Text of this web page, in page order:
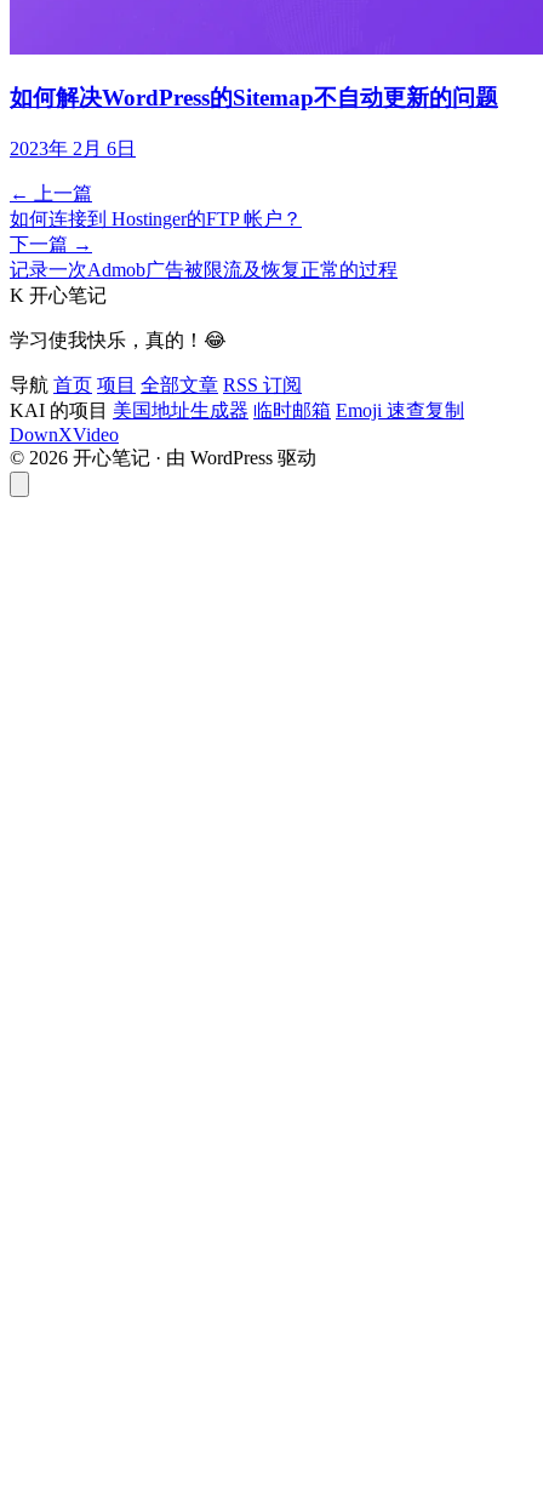
如何解决WordPress的Sitemap不自动更新的问题
2023年 2月 6日
← 上一篇
如何连接到 Hostinger的FTP 帐户？
下一篇 →
记录一次Admob广告被限流及恢复正常的过程
K 开心笔记
学习使我快乐，真的！😂
导航 首页 项目 全部文章 RSS 订阅
KAI 的项目 美国地址生成器 临时邮箱 Emoji 速查复制
DownXVideo
© 2026 开心笔记 · 由 WordPress 驱动